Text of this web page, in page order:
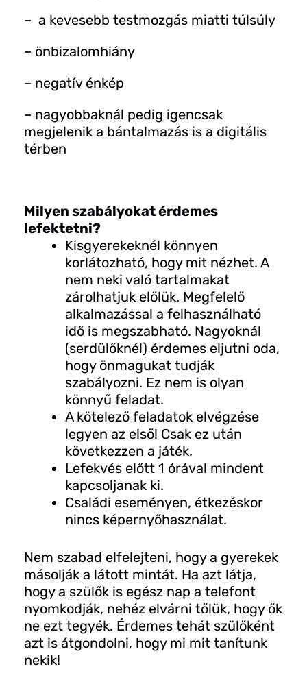
– a kevesebb testmozgás miatti túlsúly
– önbizalomhiány
– negatív énkép
– nagyobbaknál pedig igencsak
megjelenik a bántalmazás is a digitális
térben
Milyen szabályokat érdemes
lefektetni?
Kisgyerekeknél könnyen
korlátozható, hogy mit nézhet. A
nem neki való tartalmakat
zárolhatjuk előlük. Megfelelő
alkalmazással a felhasználható
idő is megszabható. Nagyoknál
(serdülőknél) érdemes eljutni oda,
hogy önmagukat tudják
szabályozni. Ez nem is olyan
könnyű feladat.
A kötelező feladatok elvégzése
legyen az első! Csak ez után
következzen a játék.
Lefekvés előtt 1 órával mindent
kapcsoljanak ki.
Családi eseményen, étkezéskor
nincs képernyőhasználat.
Nem szabad elfelejteni, hogy a gyerekek
másolják a látott mintát. Ha azt látja,
hogy a szülők is egész nap a telefont
nyomkodják, nehéz elvárni tőlük, hogy ők
ne ezt tegyék. Érdemes tehát szülőként
azt is átgondolni, hogy mi mit tanítunk
nekik!